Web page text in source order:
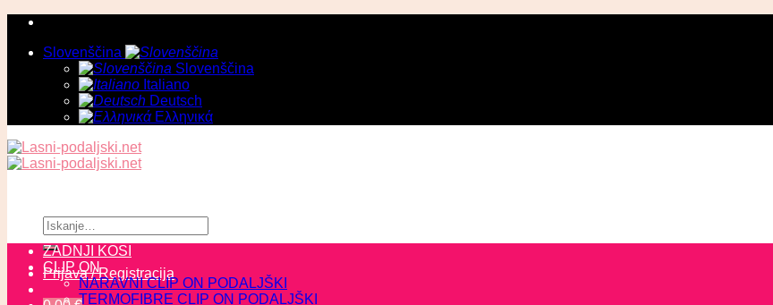
Skoči
vsebinoSlovenščina
Slovenščina
Italiano
Deutsch
Ελληνικά
Išči:
Prijava / Registracija
ZADNJI KOSI
CLIP ON
NARAVNI CLIP ON PODALJŠKI
TERMOFIBRE CLIP ON PODALJŠKI